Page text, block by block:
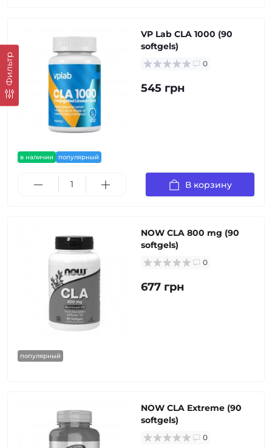
Фильтр
в наличии популярный
VP Lab CLA 1000 (90
softgels)
0
545 грн
В корзину
популярный
NOW CLA 800 mg (90
softgels)
0
677 грн
NOW CLA Extreme (90
softgels)
0